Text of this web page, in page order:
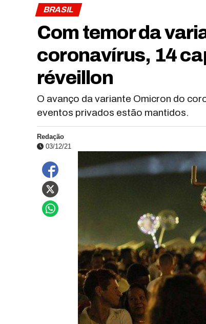
BRASIL
Com temor da
coronavírus, 14
réveillon
O avanço da variante Omicron do
eventos privados estão mantidos.
Redação
03/12/21